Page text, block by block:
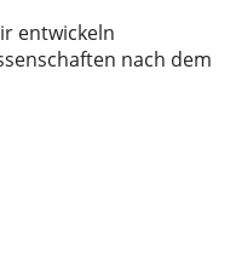
entwickeln
nach dem